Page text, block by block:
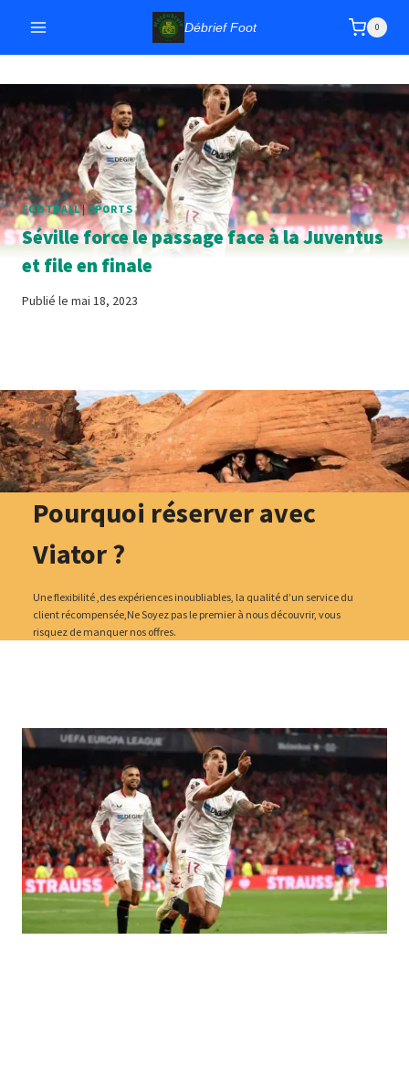
contenu
Débrief Foot 0
FOOTBALL|SPORTS
Séville force le passage face à la Juventus
et file en finale
Publié le mai 18, 2023
Pourquoi réserver avec
Viator ?
Une flexibilité ,des expériences inoubliables, la qualité d’un service du
client récompensée,Ne Soyez pas le premier à nous découvrir, vous
risquez de manquer nos offres.